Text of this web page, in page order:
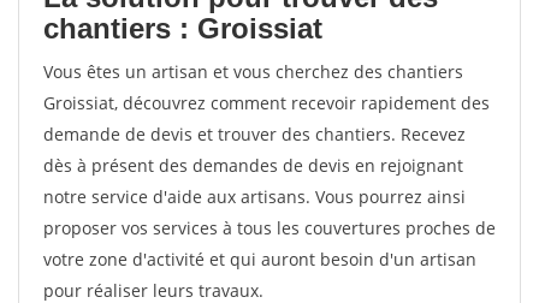
chantiers : Groissiat
Vous êtes un artisan et vous cherchez des chantiers
Groissiat, découvrez comment recevoir rapidement des
demande de devis et trouver des chantiers. Recevez
dès à présent des demandes de devis en rejoignant
notre service d'aide aux artisans. Vous pourrez ainsi
proposer vos services à tous les couvertures proches de
votre zone d'activité et qui auront besoin d'un artisan
pour réaliser leurs travaux.